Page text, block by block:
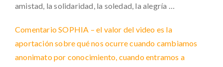
amistad, la solidaridad, la soledad, la alegría …
Comentario SOPHIA – el valor del video es la
aportación sobre qué nos ocurre cuando cambiamos
anonimato por conocimiento, cuando entramos a